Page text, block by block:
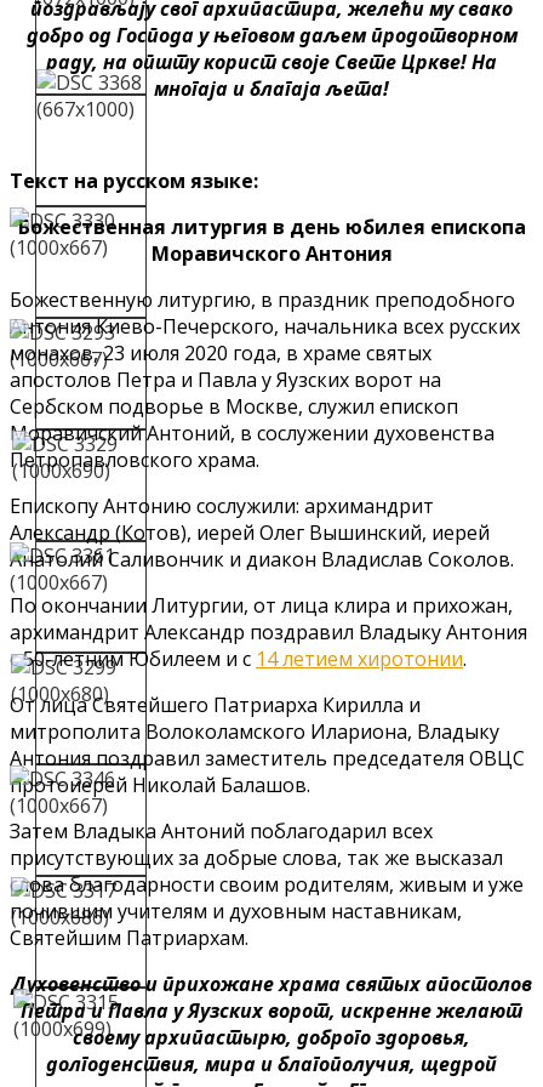
поздрављају свог архипастира, желећи му свако
добро од Господа у његовом даљем продотворном
раду, на општу корист своје Свете Цркве! На
многаја и благаја љета!
Текст на русском языке:
Божественная литургия в день юбилея епископа
Моравичского Антония
Божественную литургию, в праздник преподобного
Антония Киево-Печерского, начальника всех русских
монахов, 23 июля 2020 года, в храме святых
апостолов Петра и Павла у Яузских ворот на
Сербском подворье в Москве, служил епископ
Моравичский Антоний, в сослужении духовенства
Петропавловского храма.
Епископу Антонию сослужили: архимандрит
Александр (Котов), иерей Олег Вышинский, иерей
Анатолий Саливончик и диакон Владислав Соколов.
По окончании Литургии, от лица клира и прихожан,
архимандрит Александр поздравил Владыку Антония
с 50-летним Юбилеем и с 14 летием хиротонии.
От лица Святейшего Патриарха Кирилла и
митрополита Волоколамского Илариона, Владыку
Антония поздравил заместитель председателя ОВЦС
протоиерей Николай Балашов.
Затем Владыка Антоний поблагодарил всех
присутствующих за добрые слова, так же высказал
слова благодарности своим родителям, живым и уже
почившим учителям и духовным наставникам,
Святейшим Патриархам.
Духовенство и прихожане храма святых апостолов
Петра и Павла у Яузских ворот, искренне желают
своему архипастырю, доброго здоровья,
долгоденствия, мира и благополучия, щедрой